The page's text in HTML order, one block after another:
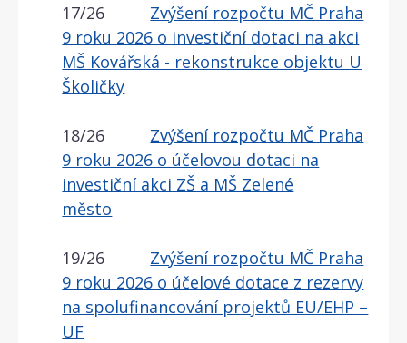
17/26 Zvýšení rozpočtu MČ Praha
9 roku 2026 o investiční dotaci na akci
MŠ Kovářská - rekonstrukce objektu U
Školičky
18/26 Zvýšení rozpočtu MČ Praha
9 roku 2026 o účelovou dotaci na
investiční akci ZŠ a MŠ Zelené
město
19/26 Zvýšení rozpočtu MČ Praha
9 roku 2026 o účelové dotace z rezervy
na spolufinancování projektů EU/EHP –
UF